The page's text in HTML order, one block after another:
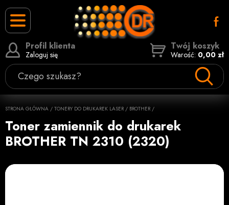
Czego szukasz?
Profil klienta
Zaloguj się
Twój koszyk
Warość: 0,00 zł
STRONA GŁÓWNA / TONERY DO DRUKAREK LASER / BROTHER /
Toner zamiennik do drukarek
BROTHER TN 2310 (2320)